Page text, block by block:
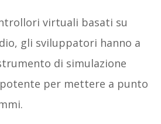
virtuali basati su
gli sviluppatori hanno a
di simulazione
per mettere a punto